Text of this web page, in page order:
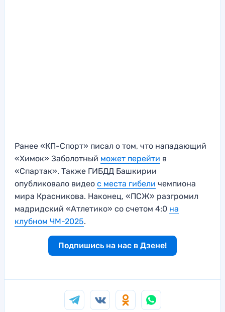
Ранее «КП-Спорт» писал о том, что нападающий
«Химок» Заболотный может перейти в
«Спартак». Также ГИБДД Башкирии
опубликовало видео с места гибели чемпиона
мира Красникова. Наконец, «ПСЖ» разгромил
мадридский «Атлетико» со счетом 4:0 на
клубном ЧМ-2025.
Подпишись на нас в Дзене!